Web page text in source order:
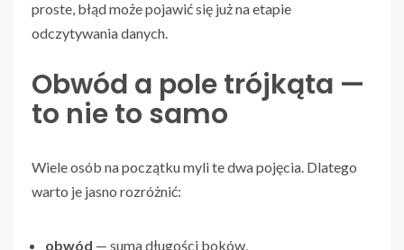
proste, błąd może pojawić się już na etapie
odczytywania danych.
Obwód a pole trójkąta —
to nie to samo
Wiele osób na początku myli te dwa pojęcia. Dlatego
warto je jasno rozróżnić:
obwód — suma długości boków,